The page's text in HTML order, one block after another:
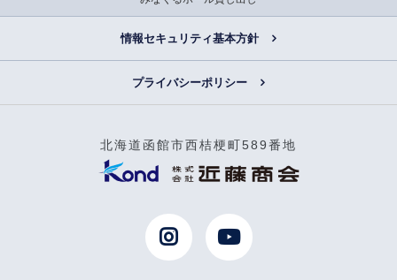
情報セキュリティ基本方針
プライバシーポリシー
北海道函館市西桔梗町589番地